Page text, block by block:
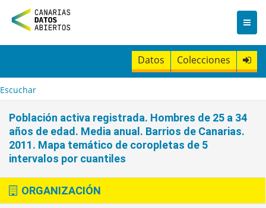
n
t
Datos Colecciones
Escuchar
Población activa registrada. Hombres de 25 a 34
años de edad. Media anual. Barrios de Canarias.
2011. Mapa temático de coropletas de 5
intervalos por cuantiles
ORGANIZACIÓN